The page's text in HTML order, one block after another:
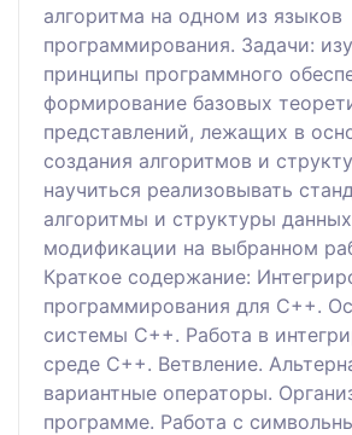
алгоритма на одном из языков
программирования. Задачи:
принципы программного
формирование базовых
представлений, лежащих в
создания алгоритмов и
научиться реализовывать
алгоритмы и структуры
модификации на выбранном
Краткое содержание:
программирования для C++.
системы С++. Работа в
среде C++. Ветвление.
вариантные операторы.
программе. Работа с